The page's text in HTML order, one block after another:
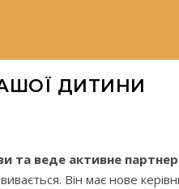
ДИТИНИ
веде активне
Він має нове